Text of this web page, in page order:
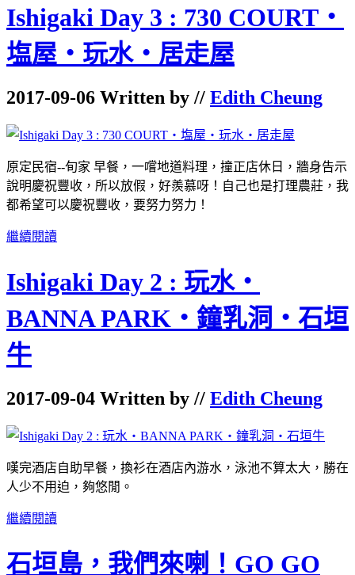
Ishigaki Day 3 : 730 COURT‧
塩屋‧玩水‧居走屋
2017-09-06 Written by // Edith Cheung
原定民宿--旬家 早餐，一嚐地道料理，撞正店休日，牆身告示
說明慶祝豐收，所以放假，好羨慕呀！自己也是打理農莊，我
都希望可以慶祝豐收，要努力努力！
繼續閱讀
Ishigaki Day 2 : 玩水‧
BANNA PARK‧鐘乳洞‧石垣
牛
2017-09-04 Written by // Edith Cheung
嘆完酒店自助早餐，換衫在酒店內游水，泳池不算太大，勝在
人少不用迫，夠悠閒。
繼續閱讀
石垣島，我們來喇！GO GO